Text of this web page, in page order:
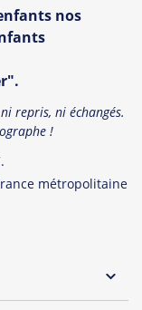
nos
repris, ni échangés.
!
métropolitaine